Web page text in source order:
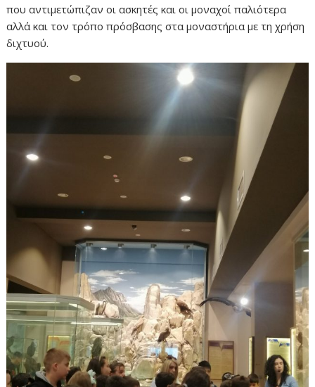
που αντιμετώπιζαν οι ασκητές και οι μοναχοί παλιότερα
αλλά και τον τρόπο πρόσβασης στα μοναστήρια με τη χρήση
διχτυού.